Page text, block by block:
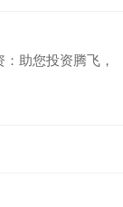
助您投资腾飞，